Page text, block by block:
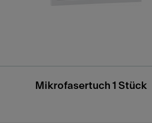
Mikrofasertuch 1 Stück